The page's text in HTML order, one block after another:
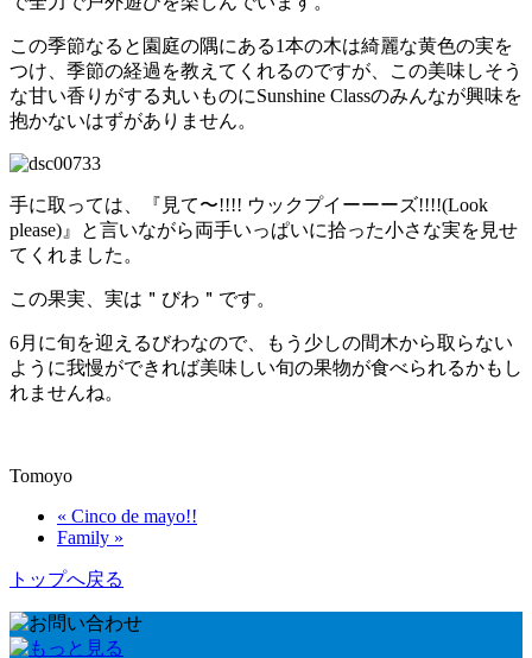
この季節なると園庭の隅にある1本の木は綺麗な黄色の実を
つけ、季節の経過を教えてくれるのですが、この美味しそう
な甘い香りがする丸いものにSunshine Classのみんなが興味を
抱かないはずがありません。
手に取っては、『見て〜!!!! ウックプイーーーズ!!!!(Look
please)』と言いながら両手いっぱいに拾った小さな実を見せ
てくれました。
この果実、実は＂びわ＂です。
6月に旬を迎えるびわなので、もう少しの間木から取らない
ように我慢ができれば美味しい旬の果物が食べられるかもし
れませんね。
Tomoyo
« Cinco de mayo!!
Family »
トップへ戻る